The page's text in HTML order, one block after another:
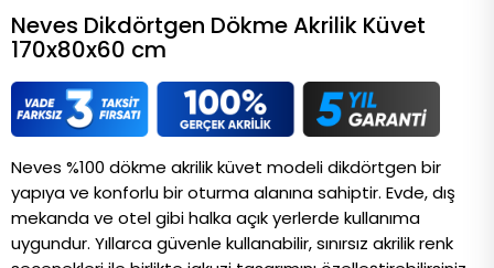
Neves Dikdörtgen Dökme Akrilik Küvet
170x80x60 cm
Neves %100 dökme akrilik küvet modeli dikdörtgen bir
yapıya ve konforlu bir oturma alanına sahiptir. Evde, dış
mekanda ve otel gibi halka açık yerlerde kullanıma
uygundur. Yıllarca güvenle kullanabilir, sınırsız akrilik renk